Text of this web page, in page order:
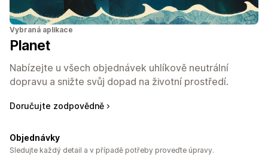
Vybraná aplikace
Planet
Nabízejte u všech objednávek uhlíkově neutrální
dopravu a snižte svůj dopad na životní prostředí.
Doručujte zodpovědně
Objednávky
Sledujte každý detail a v případě potřeby proveďte úpravy.